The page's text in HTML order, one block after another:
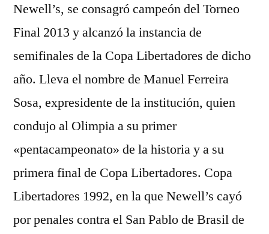
Newell’s, se consagró campeón del Torneo
Final 2013 y alcanzó la instancia de
semifinales de la Copa Libertadores de dicho
año. Lleva el nombre de Manuel Ferreira
Sosa, expresidente de la institución, quien
condujo al Olimpia a su primer
«pentacampeonato» de la historia y a su
primera final de Copa Libertadores. Copa
Libertadores 1992, en la que Newell’s cayó
por penales contra el San Pablo de Brasil de